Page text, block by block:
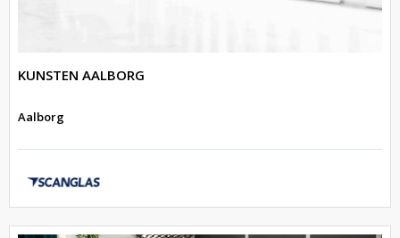
KUNSTEN AALBORG
Aalborg